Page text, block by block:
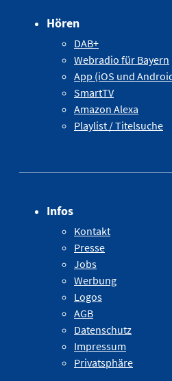
Hören
DAB+
Webradio für Bayern
App (iOS und
SmartTV
Amazon Alexa
Playlist / Titelsuche
Infos
Kontakt
Presse
Jobs
Werbung
Logos
AGB
Datenschutz
Impressum
Privatsphäre